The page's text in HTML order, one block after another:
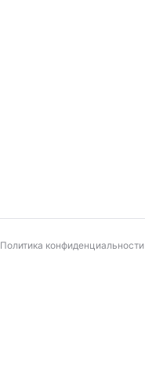
Политика конфиденциальности